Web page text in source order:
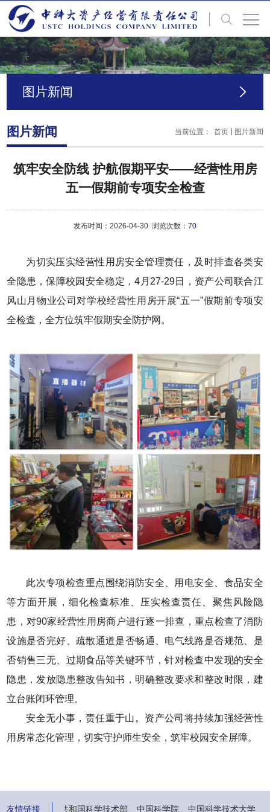
图片新闻
图片新闻 当前位置： 首页 图片新闻
筑牢安全防线 护航假期平安——经营性用房
五一假期前专项安全检查
发布时间：2026-04-30 浏览次数： 70
为切实压实经营性用房安全管理责任，及时排查各类安
全隐患，保障校园安全稳定，4月27-29日，资产公司联合江
风山月物业公司对学校经营性用房开展“五一”假期前专项安
全检查，全方位筑牢假期安全防护网。
此次专项检查重点围绕消防安全、用电安全、食品安全
等方面开展，细化检查标准、压实检查责任、聚焦风险隐
患，对90家经营性用房商户进行逐一排查，重点检查了消防
设施是否完好、疏散通道是否畅通、电气线路是否规范、是
否销售三无、过期食品等关键环节，针对检查中发现的安全
隐患，发放隐患整改告知书，明确整改要求和整改时限，建
立台账闭环管理。
安全无小事，责任重于山。资产公司将持续加强经营性
用房常态化管理，切实守护师生安全，筑牢校园安全屏障。
友情链接
部 中华人民共和国科学技术部 中国科学院 中国科学技术大学